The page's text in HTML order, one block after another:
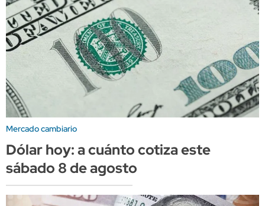
Mercado cambiario
Dólar hoy: a cuánto cotiza este
sábado 8 de agosto